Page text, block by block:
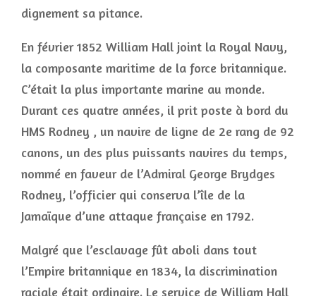
dignement sa pitance.
En février 1852 William Hall joint la Royal Navy,
la composante maritime de la force britannique.
C’était la plus importante marine au monde.
Durant ces quatre années, il prit poste à bord du
HMS Rodney , un navire de ligne de 2e rang de 92
canons, un des plus puissants navires du temps,
nommé en faveur de l’Admiral George Brydges
Rodney, l’officier qui conserva l’île de la
Jamaïque d’une attaque française en 1792.
Malgré que l’esclavage fût aboli dans tout
l’Empire britannique en 1834, la discrimination
raciale était ordinaire. Le service de William Hall